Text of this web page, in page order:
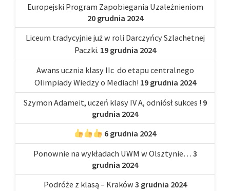
Europejski Program Zapobiegania Uzależnieniom
20 grudnia 2024
Liceum tradycyjnie już w roli Darczyńcy Szlachetnej
Paczki. 19 grudnia 2024
Awans ucznia klasy IIc do etapu centralnego
Olimpiady Wiedzy o Mediach! 19 grudnia 2024
Szymon Adameit, uczeń klasy IV A, odniósł sukces ! 9
grudnia 2024
6 grudnia 2024
Ponownie na wykładach UWM w Olsztynie… 3
grudnia 2024
Podróże z klasą – Kraków 3 grudnia 2024